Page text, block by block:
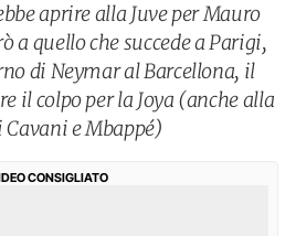
aprire alla Juve per Mauro
a quello che succede a Parigi,
di Neymar al Barcellona, il
il colpo per la Joya (anche alla
e Mbappé)
CONSIGLIATO